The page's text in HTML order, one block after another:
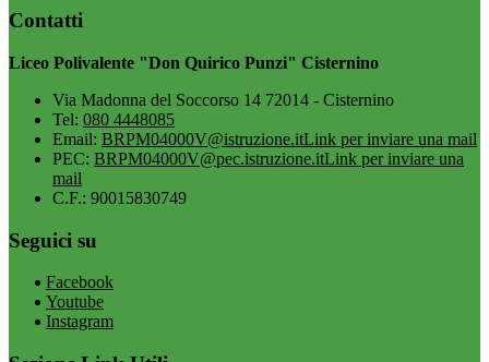
Contatti
Liceo Polivalente "Don Quirico Punzi" Cisternino
Via Madonna del Soccorso 14 72014 - Cisternino
Tel: 080 4448085
Email: BRPM04000V@istruzione.itLink per inviare una mail
PEC: BRPM04000V@pec.istruzione.itLink per inviare una
mail
C.F.: 90015830749
Seguici su
Facebook
Youtube
Instagram